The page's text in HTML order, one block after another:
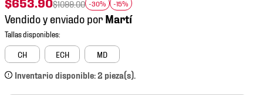
$1099.00 -30% -15%
Vendido y enviado por
CH ECH MD
Inventario disponible: 2 pieza(s).
3.
tenis
4
tenis futbol
mochila
6.
jersey